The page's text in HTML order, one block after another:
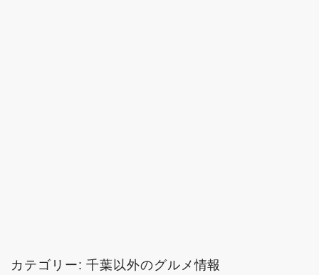
カテゴリー:千葉以外のグルメ情報